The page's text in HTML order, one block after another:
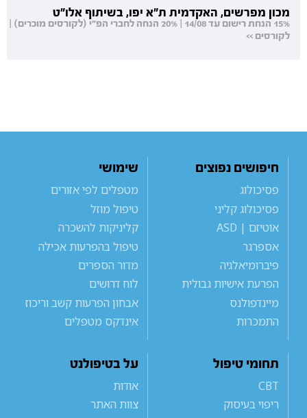
מכון מפרשים, האקדמית ת"א יפו, בשיתוף אלו"ט
15% הנחת רישום עד 14/08 | 20% הנחה לחברי הפ"י (לקורסים מוכרים) |
לקורסים >>
חיפושים נפוצים
פסיכולוג
פסיכולוג קליני
אוטיזם | ASD
אספרגר
פיברומיאלגיה
הפרעת אישיות גבולית
מיינדפולנס
התמכרות
שימושי
מטפלים לפי אזורים
טיפול מוזל
קליניקות להשכרה
טיפול בהפרעות אכילה
מדור הספרים
לוח דרושים
אבחון הפרעות קשב וריכוז
אינדקס מטפלים
תחומי טיפול
CBT
ריפוי בעיסוק
על בטיפולנט
אודות
צוות האתר